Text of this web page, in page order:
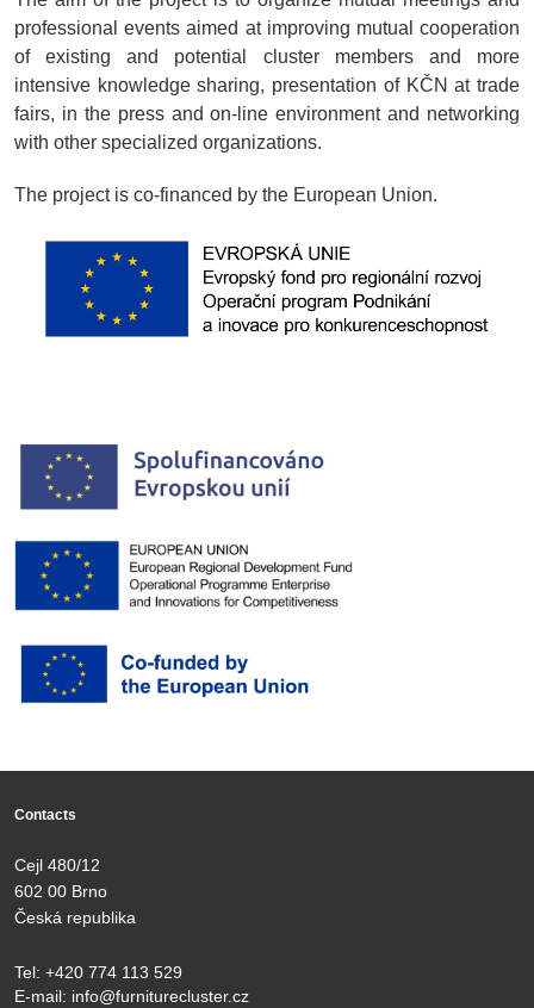
professional events aimed at improving mutual cooperation
of existing and potential cluster members and more
intensive knowledge sharing, presentation of KČN at trade
fairs, in the press and on-line environment and networking
with other specialized organizations.
The project is co-financed by the European Union.
Contacts
Cejl 480/12
602 00 Brno
Česká republika
Tel: +420 774 113 529
E-mail: info@furniturecluster.cz